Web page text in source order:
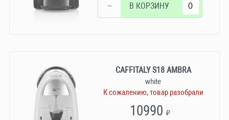
− В КОРЗИНУ
CAFFITALY S18 AMBRA
white
К сожалению, товар разобрали
10990₽